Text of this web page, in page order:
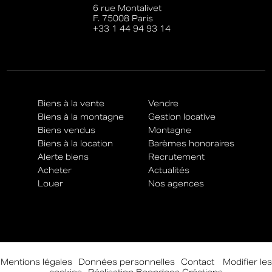
6 rue Montalivet
F. 75008 Paris
+33 1 44 94 93 14
Biens à la vente
Biens à la montagne
Biens vendus
Biens à la location
Alerte biens
Acheter
Louer
Vendre
Gestion locative
Montagne
Barèmes honoraires
Recrutement
Actualités
Nos agences
Mentions légales- Données personnelles- Contact-
Modifier les